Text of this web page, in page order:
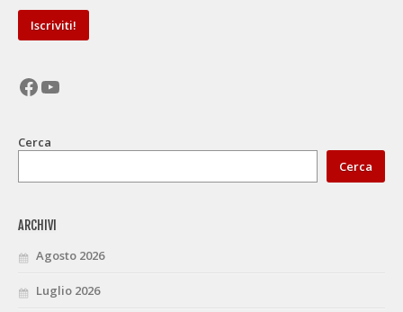
Facebook
YouTube
Cerca
Cerca
ARCHIVI
Agosto 2026
Luglio 2026